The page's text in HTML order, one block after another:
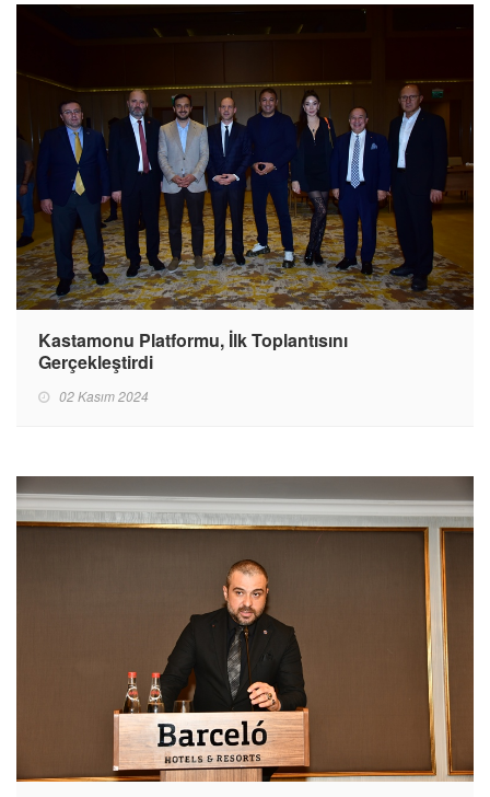
Kastamonu Platformu, İlk Toplantısını
Gerçekleştirdi
02 Kasım 2024